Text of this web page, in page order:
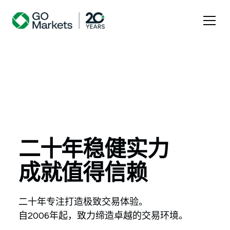
二十年稳健实力
成就值得信赖
二十年专注打造极致交易体验。
自2006年起，致力缔造卓越的交易环境。